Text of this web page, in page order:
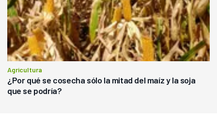
Agricultura
¿Por qué se cosecha sólo la mitad del maíz y la soja
que se podría?